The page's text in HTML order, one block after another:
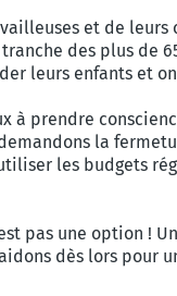
et de
des plus de
leurs enfants et
à prendre
la
les budgets
pas une option !
dès lors pour